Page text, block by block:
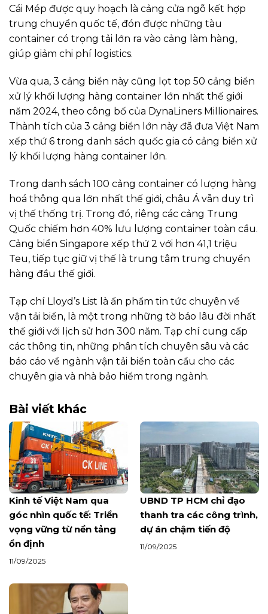
Cái Mép được quy hoạch là cảng cửa ngõ kết hợp
trung chuyển quốc tế, đón được những tàu
container có trọng tải lớn ra vào cảng làm hàng,
giúp giảm chi phí logistics.
Vừa qua, 3 cảng biển này cũng lọt top 50 cảng biển
xử lý khối lượng hàng container lớn nhất thế giới
năm 2024, theo công bố của DynaLiners Millionaires.
Thành tích của 3 cảng biển lớn này đã đưa Việt Nam
xếp thứ 6 trong danh sách quốc gia có cảng biển xử
lý khối lượng hàng container lớn.
Trong danh sách 100 cảng container có lượng hàng
hoá thông qua lớn nhất thế giới, châu Á vẫn duy trì
vị thế thống trị. Trong đó, riêng các cảng Trung
Quốc chiếm hơn 40% lưu lượng container toàn cầu.
Cảng biển Singapore xếp thứ 2 với hơn 41,1 triệu
Teu, tiếp tục giữ vị thế là trung tâm trung chuyển
hàng đầu thế giới.
Tạp chí Lloyd’s List là ấn phẩm tin tức chuyên về
vận tải biển, là một trong những tờ báo lâu đời nhất
thế giới với lịch sử hơn 300 năm. Tạp chí cung cấp
các thông tin, những phân tích chuyên sâu và các
báo cáo về ngành vận tải biển toàn cầu cho các
chuyên gia và nhà bảo hiểm trong ngành.
Bài viết khác
Kinh tế Việt Nam qua
góc nhìn quốc tế: Triển
vọng vững từ nền tảng
ổn định
11/09/2025
UBND TP HCM chỉ đạo
thanh tra các công trình,
dự án chậm tiến độ
11/09/2025